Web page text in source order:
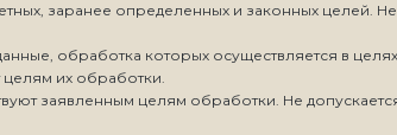
заранее определенных и законных целей.
обработка которых осуществляется в
их обработки.
заявленным целям обработки. Не